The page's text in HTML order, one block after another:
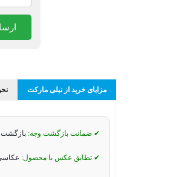
مزایای خرید از نیلی مارکت
✔ ضمانت بازگشت وجه: بازگشت
✔ تطابق عکس با محصول: